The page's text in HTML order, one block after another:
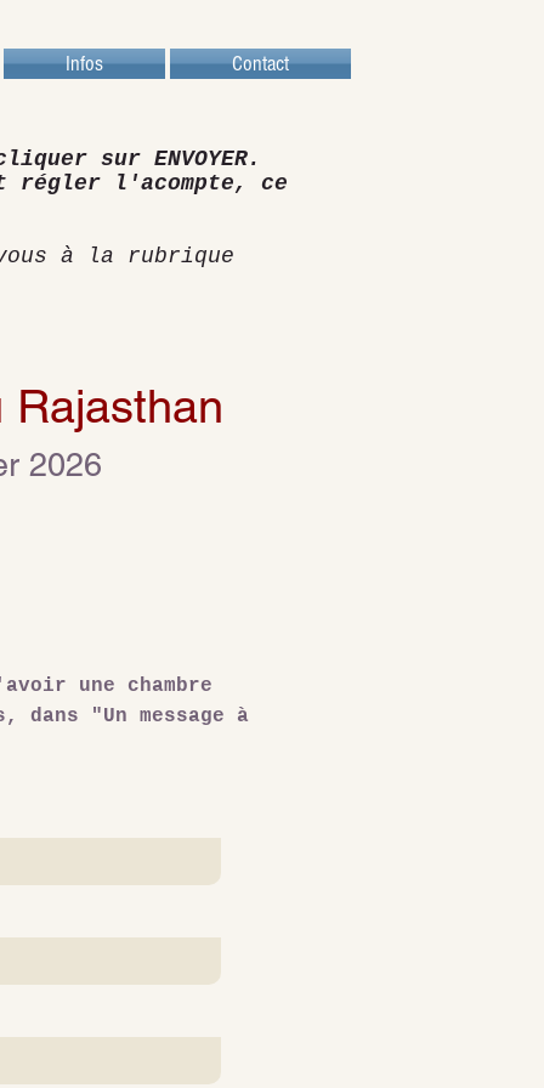
Infos Contact
sur ENVOYER.
régler l'acompte, ce
à la rubrique
2026
une chambre
dans "Un message à